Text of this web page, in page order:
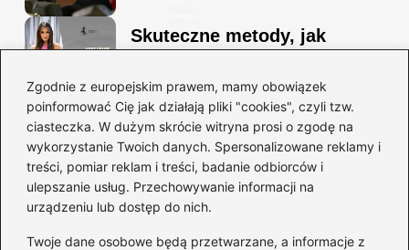
Zgodnie z europejskim prawem, mamy obowiązek
poinformować Cię jak działają pliki "cookies", czyli tzw.
ciasteczka. W dużym skrócie witryna prosi o zgodę na
wykorzystanie Twoich danych. Spersonalizowane reklamy i
treści, pomiar reklam i treści, badanie odbiorców i
ulepszanie usług. Przechowywanie informacji na
urządzeniu lub dostęp do nich.
Twoje dane osobowe będą przetwarzane, a informacje z
Skuteczne metody, jak
sylwetkę w zaledwie 90 dni
Idealny garnitur: jak dobrać
go do swojej sylwetki?
Kategorie